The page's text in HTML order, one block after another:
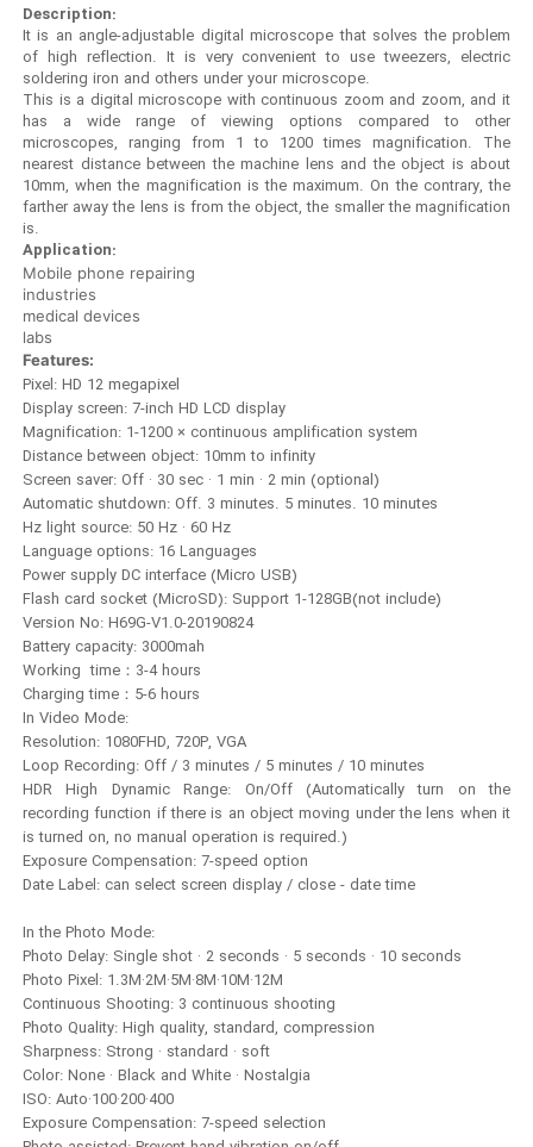
Description:
It is an angle-adjustable digital microscope that solves the problem
of high reflection. It is very convenient to use tweezers, electric
soldering iron and others under your microscope.
This is a digital microscope with continuous zoom and zoom, and it
has a wide range of viewing options compared to other
microscopes, ranging from 1 to 1200 times magnification. The
nearest distance between the machine lens and the object is about
10mm, when the magnification is the maximum. On the contrary, the
farther away the lens is from the object, the smaller the magnification
is.
Application:
Mobile phone repairing
industries
medical devices
labs
Features:
Pixel: HD 12 megapixel
Display screen: 7-inch HD LCD display
Magnification: 1-1200 × continuous amplification system
Distance between object: 10mm to infinity
Screen saver: Off · 30 sec · 1 min · 2 min (optional)
Automatic shutdown: Off. 3 minutes. 5 minutes. 10 minutes
Hz light source: 50 Hz · 60 Hz
Language options: 16 Languages
Power supply DC interface (Micro USB)
Flash card socket (MicroSD): Support 1-128GB(not include)
Version No: H69G-V1.0-20190824
Battery capacity: 3000mah
Working time：3-4 hours
Charging time：5-6 hours
In Video Mode:
Resolution: 1080FHD, 720P, VGA
Loop Recording: Off / 3 minutes / 5 minutes / 10 minutes
HDR High Dynamic Range: On/Off (Automatically turn on the
recording function if there is an object moving under the lens when it
is turned on, no manual operation is required.)
Exposure Compensation: 7-speed option
Date Label: can select screen display / close - date time
In the Photo Mode:
Photo Delay: Single shot · 2 seconds · 5 seconds · 10 seconds
Photo Pixel: 1.3M·2M·5M·8M·10M·12M
Continuous Shooting: 3 continuous shooting
Photo Quality: High quality, standard, compression
Sharpness: Strong · standard · soft
Color: None · Black and White · Nostalgia
ISO: Auto·100·200·400
Exposure Compensation: 7-speed selection